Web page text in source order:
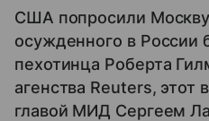
США попросили
осужденного в России
пехотинца Роберта
агенства Reuters, этот
главой МИД Сергеем